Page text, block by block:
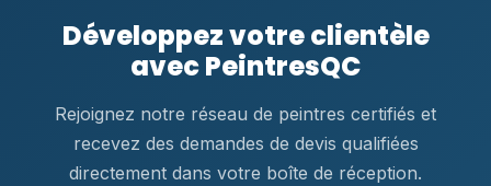
Développez votre clientèle
avec PeintresQC
Rejoignez notre réseau de peintres certifiés et
recevez des demandes de devis qualifiées
directement dans votre boîte de réception.